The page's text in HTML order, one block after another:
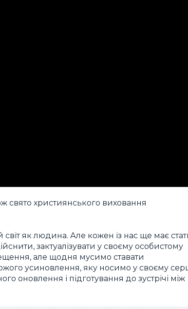
свято християнського виховання
як людина. Але кожен із нас ще має
зактуалізувати у своєму особистому
але щодня мусимо ставати
усиновлення, яку носимо у своєму
оновлення і підготування до зустрічі між